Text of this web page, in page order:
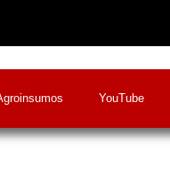
YouTube